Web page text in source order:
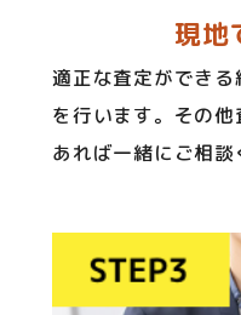
現地
適正な査定ができ
を行います。その
あれば一緒にご相談